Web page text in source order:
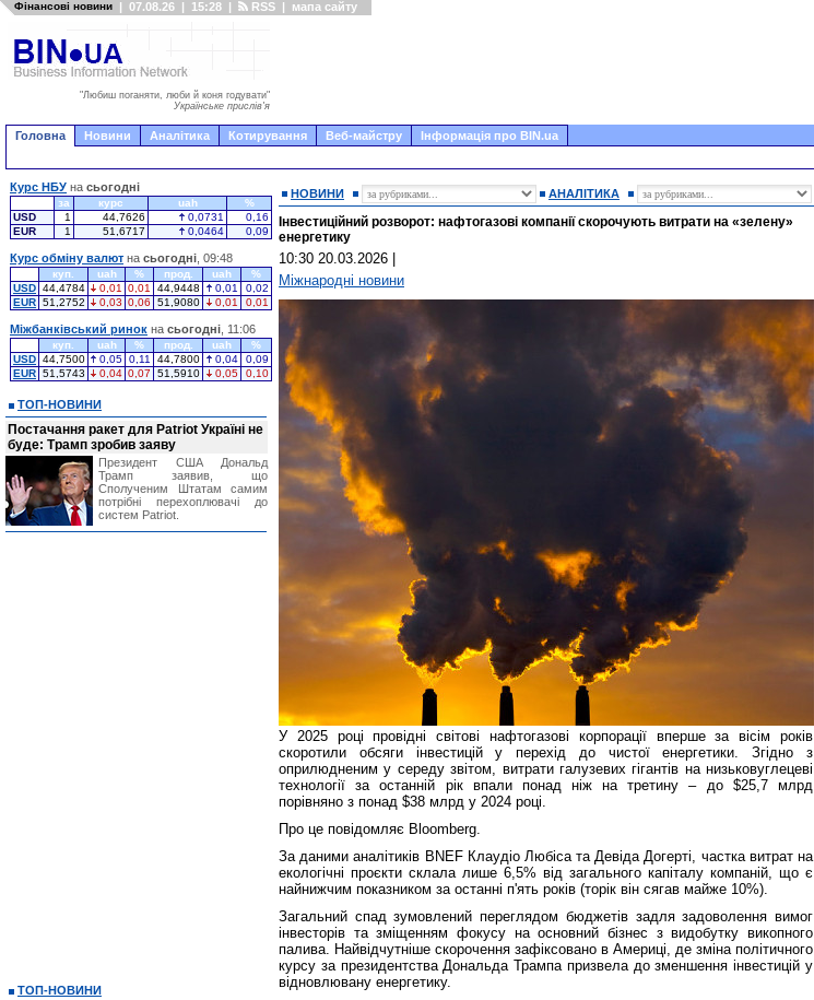
Фінансові новини | 07.08.26 | 15:28 | RSS | мапа сайту
"Любиш поганяти, люби й коня годувати"
Українське прислів'я
Головна Новини Аналітика Котирування Веб-майстру Інформація про BIN.ua
НОВИНИ АНАЛІТИКА
Інвестиційний розворот: нафтогазові компанії скорочують витрати на «зелену»
енергетику
10:30 20.03.2026
Міжнародні новини
У 2025 році провідні світові нафтогазові корпорації вперше за вісім років
скоротили обсяги інвестицій у перехід до чистої енергетики. Згідно з
оприлюдненим у середу звітом, витрати галузевих гігантів на низьковуглецеві
технології за останній рік впали понад ніж на третину ‒ до $25,7 млрд
порівняно з понад $38 млрд у 2024 році.
Про це повідомляє Bloomberg.
За даними аналітиків BNEF Клаудіо Любіса та Девіда Догерті, частка витрат на
екологічні проєкти склала лише 6,5% від загального капіталу компаній, що є
найнижчим показником за останні п'ять років (торік він сягав майже 10%).
Загальний спад зумовлений переглядом бюджетів задля задоволення вимог
інвесторів та зміщенням фокусу на основний бізнес з видобутку викопного
палива. Найвідчутніше скорочення зафіксовано в Америці, де зміна політичного
курсу за президентства Дональда Трампа призвела до зменшення інвестицій у
відновлювану енергетику.
Курс НБУ на сьогодні
за курс uah
%
USD
1 44,7626 0,0731
0,16
EUR
1 51,6717 0,0464 0,09
Курс обміну валют на сьогодні , 09:48
куп. uah % прод. uah
%
USD 44,4784 0,01 0,01 44,9448 0,01
0,02
EUR 51,2752 0,03 0,06 51,9080 0,01 0,01
Міжбанківський ринок на сьогодні , 11:06
куп. uah % прод. uah
%
USD 44,7500 0,05 0,11 44,7800 0,04
0,09
EUR 51,5743 0,04 0,07 51,5910 0,05 0,10
ТОП-НОВИНИ
Постачання ракет для Patriot Україні не
буде: Трамп зробив заяву
Президент США Дональд
Трамп заявив, що
Сполученим Штатам самим
потрібні перехоплювачі до
систем Patriot.
ТОП-НОВИНИ